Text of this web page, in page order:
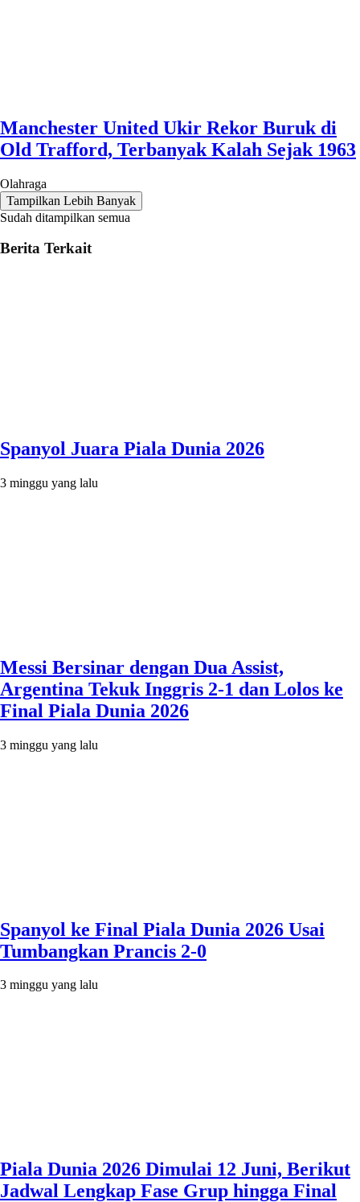
Manchester United Ukir Rekor Buruk di
Old Trafford, Terbanyak Kalah Sejak 1963
Olahraga
Tampilkan Lebih Banyak
Sudah ditampilkan semua
Berita Terkait
Spanyol Juara Piala Dunia 2026
3 minggu yang lalu
Messi Bersinar dengan Dua Assist,
Argentina Tekuk Inggris 2-1 dan Lolos ke
Final Piala Dunia 2026
3 minggu yang lalu
Spanyol ke Final Piala Dunia 2026 Usai
Tumbangkan Prancis 2-0
3 minggu yang lalu
Piala Dunia 2026 Dimulai 12 Juni, Berikut
Jadwal Lengkap Fase Grup hingga Final